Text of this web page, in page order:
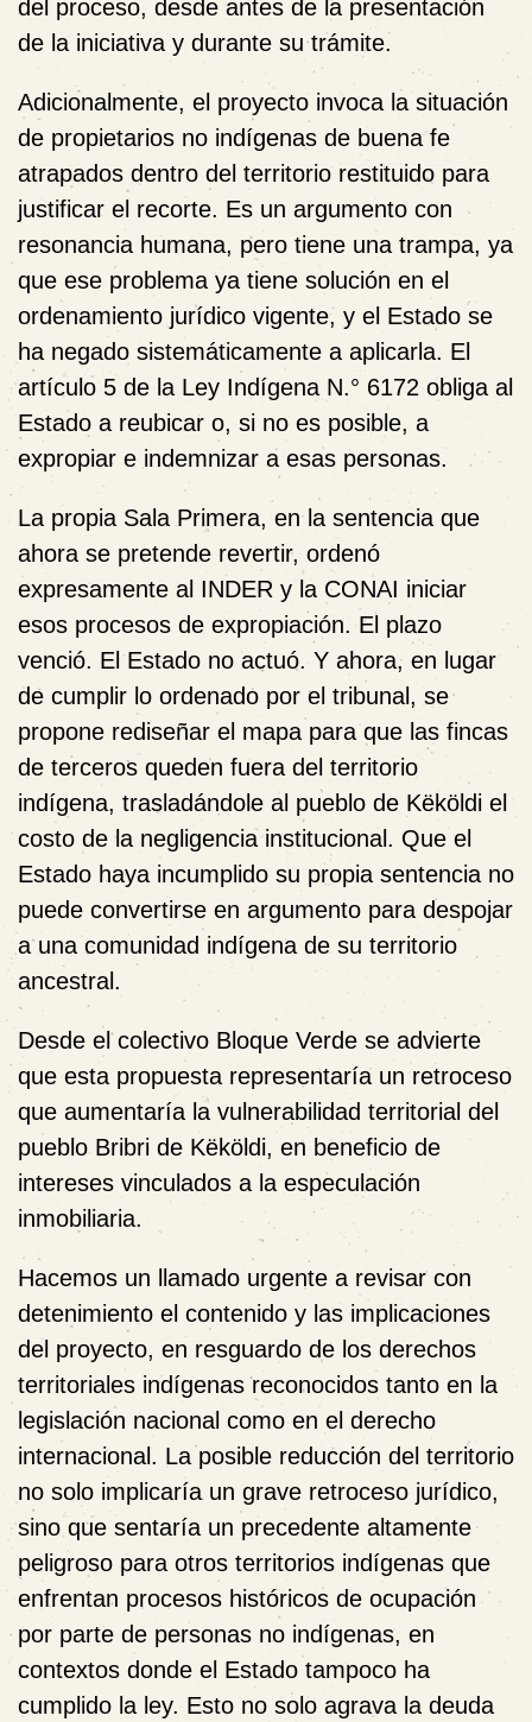
del proceso, desde antes de la presentación
de la iniciativa y durante su trámite.
Adicionalmente, el proyecto invoca la situación
de propietarios no indígenas de buena fe
atrapados dentro del territorio restituido para
justificar el recorte. Es un argumento con
resonancia humana, pero tiene una trampa, ya
que ese problema ya tiene solución en el
ordenamiento jurídico vigente, y el Estado se
ha negado sistemáticamente a aplicarla. El
artículo 5 de la Ley Indígena N.° 6172 obliga al
Estado a reubicar o, si no es posible, a
expropiar e indemnizar a esas personas.
La propia Sala Primera, en la sentencia que
ahora se pretende revertir, ordenó
expresamente al INDER y la CONAI iniciar
esos procesos de expropiación. El plazo
venció. El Estado no actuó. Y ahora, en lugar
de cumplir lo ordenado por el tribunal, se
propone rediseñar el mapa para que las fincas
de terceros queden fuera del territorio
indígena, trasladándole al pueblo de Këköldi el
costo de la negligencia institucional. Que el
Estado haya incumplido su propia sentencia no
puede convertirse en argumento para despojar
a una comunidad indígena de su territorio
ancestral.
Desde el colectivo Bloque Verde se advierte
que esta propuesta representaría un retroceso
que aumentaría la vulnerabilidad territorial del
pueblo Bribri de Këköldi, en beneficio de
intereses vinculados a la especulación
inmobiliaria.
Hacemos un llamado urgente a revisar con
detenimiento el contenido y las implicaciones
del proyecto, en resguardo de los derechos
territoriales indígenas reconocidos tanto en la
legislación nacional como en el derecho
internacional. La posible reducción del territorio
no solo implicaría un grave retroceso jurídico,
sino que sentaría un precedente altamente
peligroso para otros territorios indígenas que
enfrentan procesos históricos de ocupación
por parte de personas no indígenas, en
contextos donde el Estado tampoco ha
cumplido la ley. Esto no solo agrava la deuda